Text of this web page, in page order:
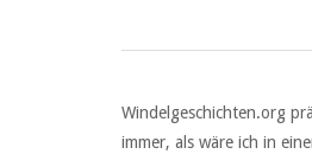
Windelgeschichten.org
immer, als wäre ich in